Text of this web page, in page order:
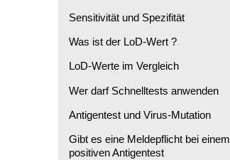
Sensitivität und Spezifität
Was ist der LoD-Wert ?
LoD-Werte im Vergleich
Wer darf Schnelltests anwenden
Antigentest und Virus-Mutation
Gibt es eine Meldepflicht bei einem
positiven Antigentest